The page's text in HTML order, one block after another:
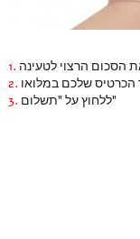
1.
2.
3. ללחוץ על "תשלום"